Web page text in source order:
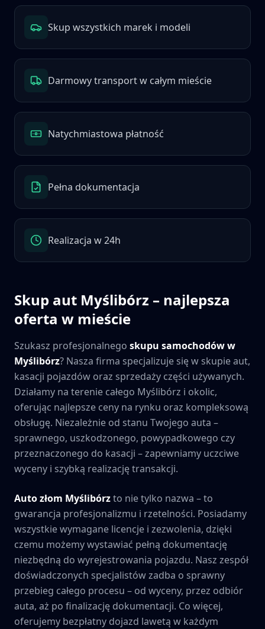
Skup wszystkich marek i modeli
Darmowy transport w całym mieście
Natychmiastowa płatność
Pełna dokumentacja
Realizacja w 24h
Skup aut Myślibórz – najlepsza
oferta w mieście
Szukasz profesjonalnego skupu samochodów w
Myślibórz? Nasza firma specjalizuje się w skupie aut,
kasacji pojazdów oraz sprzedaży części używanych.
Działamy na terenie całego Myślibórz i okolic,
oferując najlepsze ceny na rynku oraz kompleksową
obsługę. Niezależnie od stanu Twojego auta –
sprawnego, uszkodzonego, powypadkowego czy
przeznaczonego do kasacji – zapewniamy uczciwe
wyceny i szybką realizację transakcji.
Auto złom Myślibórzto nie tylko nazwa – to
gwarancja profesjonalizmu i rzetelności. Posiadamy
wszystkie wymagane licencje i zezwolenia, dzięki
czemu możemy wystawiać pełną dokumentację
niezbędną do wyrejestrowania pojazdu. Nasz zespół
doświadczonych specjalistów zadba o sprawny
przebieg całego procesu – od wyceny, przez odbiór
auta, aż po finalizację dokumentacji. Co więcej,
oferujemy bezpłatny dojazd lawetą w każdym